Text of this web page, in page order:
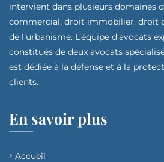
intervient dans plusieurs domaines
commercial, droit immobilier, droit
de l’urbanisme. L’équipe d'avocats
constitués de deux avocats
est dédiée à la défense et à la
clients.
En savoir plus
Accueil